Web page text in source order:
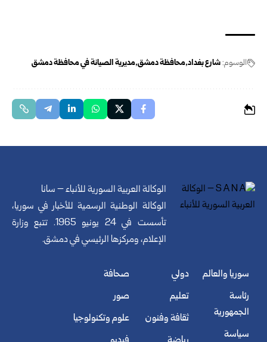
الوسوم:شارع بغداد محافظة دمشق مديرية الصيانة في محافظة دمشق
الوكالة العربية السورية للأنباء – سانا
الوكالة الوطنية الرسمية للأخبار في سوريا،
تأسست في 24 يونيو 1965. تتبع وزارة
الإعلام، ومركزها الرئيسي في دمشق.
سوريا والعالم
رئاسة
الجمهورية
سياسة
دولي
تعليم
ثقافة وفنون
صحافة
صور
علوم وتكنولوجيا